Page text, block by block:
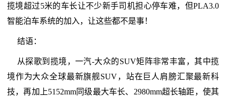
揽境超过5米的车长让不少新手司机担心停车难，但PLA3.0
智能泊车系统的加入，让这些都不是事！
结语：
从探歌到揽境，一汽-大众的SUV矩阵非常丰富，其中揽
境作为大众全球最新旗舰SUV，站在巨人肩膀汇聚最新科
技，再加上5152mm同级最大车长、2980mm超长轴距，使其